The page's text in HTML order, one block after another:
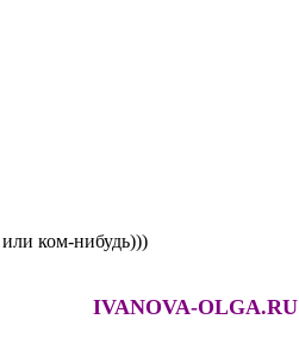
или ком-нибудь)))
IVANOVA-OLGA.RU